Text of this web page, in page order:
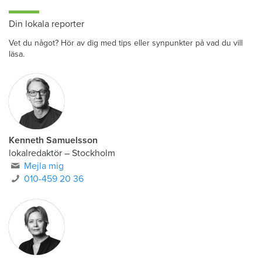
Din lokala reporter
Vet du något? Hör av dig med tips eller synpunkter på vad du vill
läsa.
Kenneth Samuelsson
lokalredaktör – Stockholm
Mejla mig
010-459 20 36